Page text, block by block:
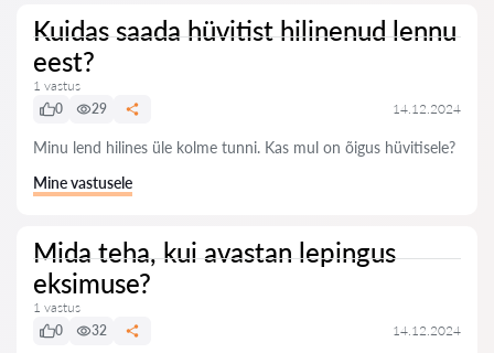
Kuidas saada hüvitist hilinenud lennu
eest?
1 vastus
0
29 14.12.2024
Minu lend hilines üle kolme tunni. Kas mul on õigus hüvitisele?
Mine vastusele
Mida teha, kui avastan lepingus
eksimuse?
1 vastus
0
32 14.12.2024